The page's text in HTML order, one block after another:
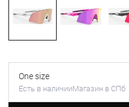
One size
Есть в наличииМагазин в СПб